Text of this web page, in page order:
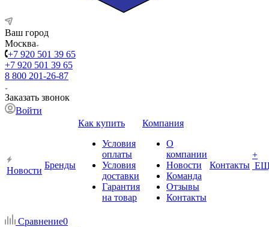
Ваш город
Москва
+7 920 501 39 65
+7 920 501 39 65
8 800 201-26-87
Заказать звонок
Войти
Новости
Бренды
Как купить
Условия
оплаты
Условия
доставки
Гарантия
на товар
Компания
О
компании
Новости
Команда
Отзывы
Контакты
Контакты
+
Сравнение0